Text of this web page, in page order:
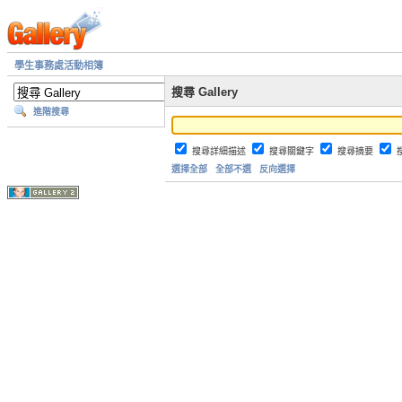
學生事務處活動相簿
進階搜尋
搜尋 Gallery
搜尋詳細描述 搜尋關鍵字 搜尋摘要
選擇全部
全部不選 反向選擇